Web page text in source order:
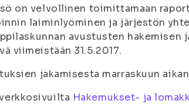
on velvollinen toimittamaan
laiminlyöminen ja järjestön
avustusten hakemisen
viimeistään 31.5.2017.
jakamisesta marraskuun
Hakemukset- ja